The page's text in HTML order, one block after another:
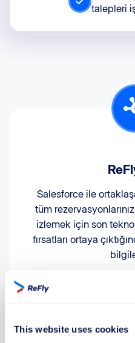
This website uses cookies
talepleri
Salesforce ile
tüm
izlemek için son
fırsatları ortaya
Bu yenilikçi API,
herhangi bir kişisel